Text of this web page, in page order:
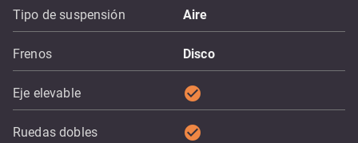
Tipo de suspensión Aire
Frenos Disco
Eje elevable check_circle
Ruedas dobles check_circle